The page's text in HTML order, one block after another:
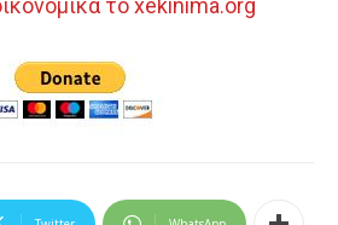
το xekinima.org